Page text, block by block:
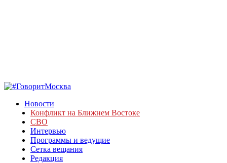
Новости
Конфликт на Ближнем Востоке
СВО
Интервью
Программы и ведущие
Сетка вещания
Редакция